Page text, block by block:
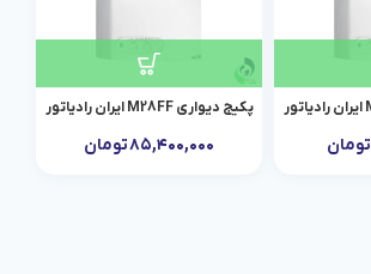
تومان
پکیج دیواری M28FF ایران رادیاتور
۸۵,۴۰۰,۰۰۰تومان